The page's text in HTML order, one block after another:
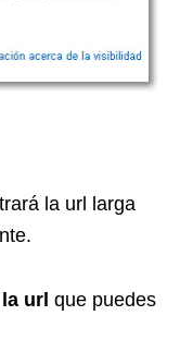
la url larga
url que puedes